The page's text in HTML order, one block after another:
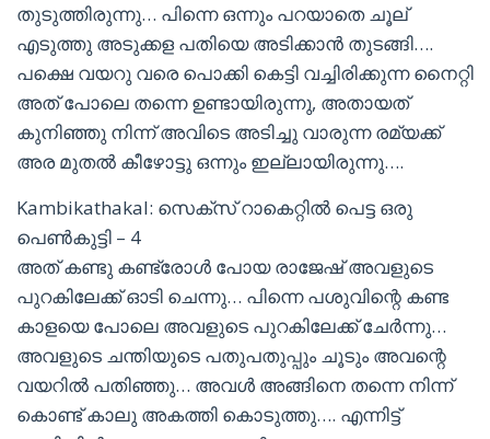
തുടുത്തിരുന്നു… പിന്നെ ഒന്നും പറയാതെ ചൂല്
എടുത്തു അടുക്കള പതിയെ അടിക്കാൻ തുടങ്ങി….
പക്ഷെ വയറു വരെ പൊക്കി കെട്ടി വച്ചിരിക്കുന്ന നൈറ്റി
അത് പോലെ തന്നെ ഉണ്ടായിരുന്നു, അതായത്
കുനിഞ്ഞു നിന്ന് അവിടെ അടിച്ചു വാരുന്ന രമ്യക്ക്
അര മുതൽ കീഴോട്ടു ഒന്നും ഇല്ലായിരുന്നു….
Kambikathakal: സെക്സ് റാകെറ്റിൽ പെട്ട ഒരു
പെണ്‍കുട്ടി – 4
അത് കണ്ടു കണ്ട്രോൾ പോയ രാജേഷ്‌ അവളുടെ
പുറകിലേക്ക് ഓടി ചെന്നു… പിന്നെ പശുവിന്റെ കണ്ട
കാളയെ പോലെ അവളുടെ പുറകിലേക്ക് ചേർന്നു…
അവളുടെ ചന്തിയുടെ പതുപതുപ്പും ചൂടും അവന്റെ
വയറിൽ പതിഞ്ഞു… അവൾ അങ്ങിനെ തന്നെ നിന്ന്
കൊണ്ട് കാലു അകത്തി കൊടുത്തു…. എന്നിട്ട്